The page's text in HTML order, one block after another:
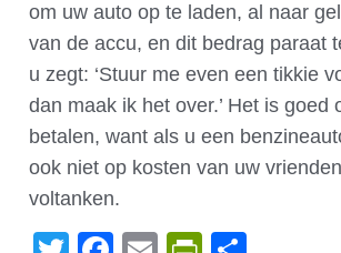
om uw auto op te laden, al naar
van de accu, en dit bedrag paraat
u zegt: ‘Stuur me even een tikkie
dan maak ik het over.’ Het is goed
betalen, want als u een
ook niet op kosten van uw
voltanken.